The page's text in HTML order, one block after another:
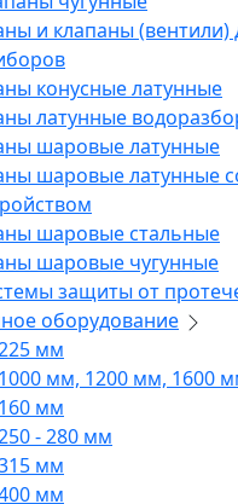
и клапаны (вентили)
конусные латунные
латунные
шаровые латунные
шаровые латунные
шаровые стальные
шаровые чугунные
защиты от
оборудование
мм
мм, 1200 мм, 1600
мм
- 280 мм
мм
мм